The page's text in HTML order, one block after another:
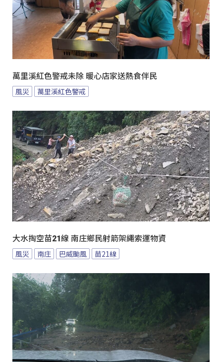
萬里溪紅色警戒未除 暖心店家送熱食伴民
風災 萬里溪紅色警戒
大水掏空苗21線 南庄鄉民射箭架繩索運物資
風災 南庄 巴威颱風 苗21線